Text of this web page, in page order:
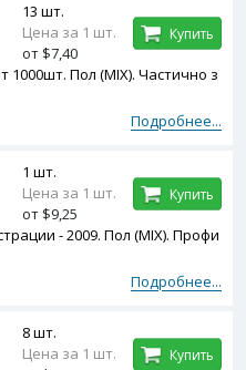
Пол (MIX). Частично з
Подробнее...
13 шт.
Цена за 1 шт.
от $7,40
Купить
- 2009. Пол (MIX). Профи
Подробнее...
1 шт.
Цена за 1 шт.
от $9,25
Купить
8 шт.
Цена за 1 шт.
Купить